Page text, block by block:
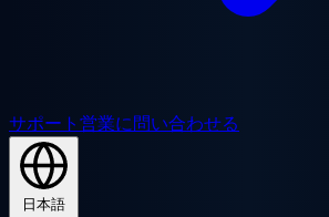
サポート営業に問い合わせる
日本語